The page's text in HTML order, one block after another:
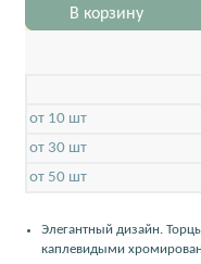
В корзину
от 10 шт
от 30 шт
от 50 шт
Элегантный дизайн.
каплевидыми